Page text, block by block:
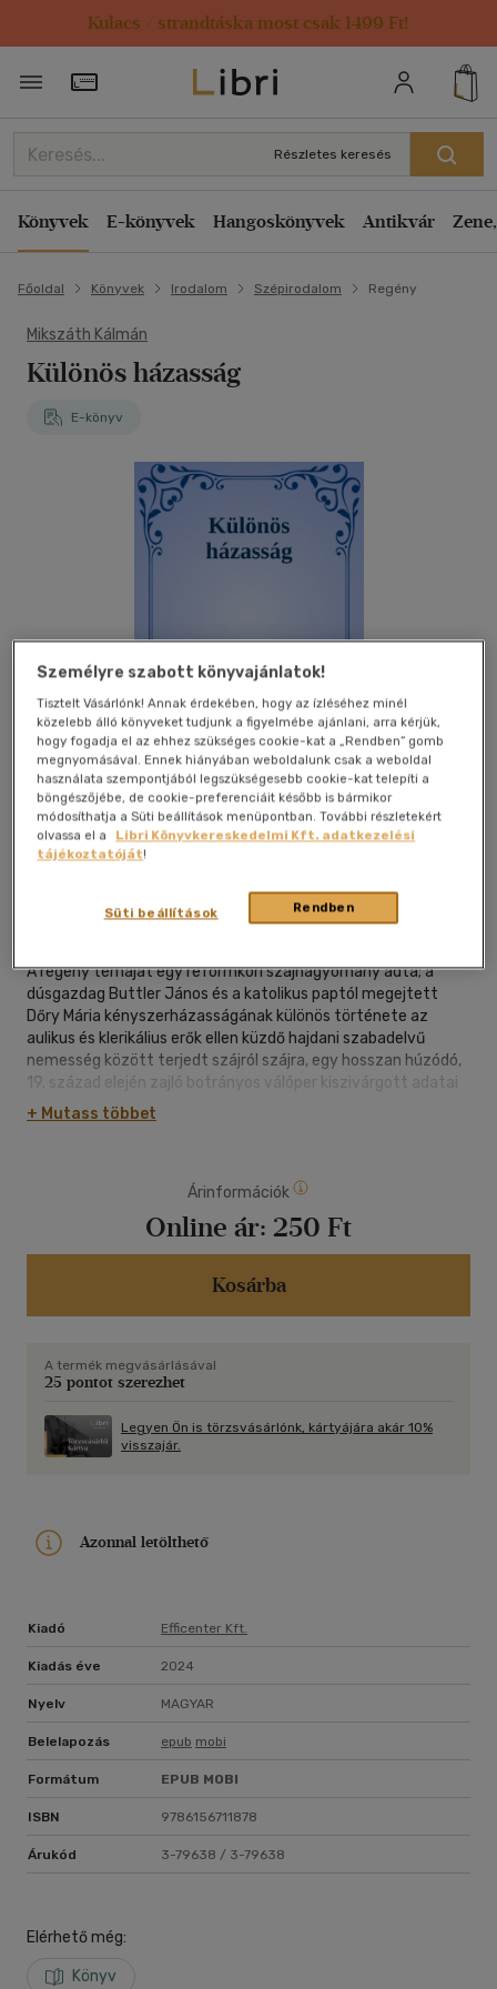
Kulacs / strandtáska most csak 1499 Ft!
Törzsvásárlói Kártya adatai
Részletes keresés
Könyvek E-könyvek Hangoskönyvek Antikvár
Főoldal Könyvek Irodalom Szépirodalom Regény
Mikszáth Kálmán
Különös házasság
E-könyv
Beleolvasok Kívánságlistához adom Megosztom
Efficenter Kft.|2024|magyar nyelvű
A regény témáját egy reformkori szájhagyomány adta; a
dúsgazdag Buttler János és a katolikus paptól megejtett
Dőry Mária kényszerházasságának különös története az
aulikus és klerikálius erők ellen küzdő hajdani szabadelvű
nemesség között terjedt szájról szájra, egy hosszan húzódó,
19. század elején zajló botrányos válóper kiszivárgott adatai
alapján. A klérus rögtön a regény megjelenésekor igyekezett
néhány ténybeli eltérés alapján hitelt vesztetté tenni a
+ Mutass többet
Árinformációk
Online ár: 250 Ft
Kosárba
A termék megvásárlásával
25 pontot szerezhet
Legyen Ön is törzsvásárlónk, kártyájára akár 10%
visszajár.
Azonnal letölthető
Kiadó Efficenter Kft.
Kiadás éve 2024
Nyelv MAGYAR
Belelapozás epub mobi
Formátum EPUB MOBI
ISBN 9786156711878
Árukód 3-79638 / 3-79638
Elérhető még:
Könyv
Személyre szabott könyvajánlatok!
Tisztelt Vásárlónk! Annak érdekében, hogy az ízléséhez minél
közelebb álló könyveket tudjunk a figyelmébe ajánlani, arra kérjük,
hogy fogadja el az ehhez szükséges cookie-kat a „Rendben” gomb
megnyomásával. Ennek hiányában weboldalunk csak a weboldal
használata szempontjából legszükségesebb cookie-kat telepíti a
böngészőjébe, de cookie-preferenciáit később is bármikor
módosíthatja a Süti beállítások menüpontban. További részletekért
olvassa el a
Libri Könyvkereskedelmi Kft. adatkezelési
tájékoztatóját!
Rendben
Süti beállítások